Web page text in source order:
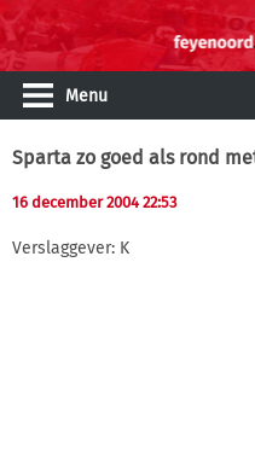
Menu
Sparta zo goed als rond
16 december 2004 22:53
Verslaggever: K